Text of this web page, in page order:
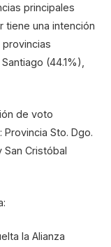
principales
tiene una intención
(44.1%),
de voto
Sto. Dgo.
San Cristóbal
la Alianza